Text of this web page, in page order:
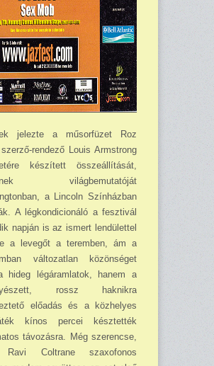
jelezte a műsorfüzet Roz
rendező Louis Armstrong
készített összeállítását,
világbemutatóját
a Lincoln Szín­házban
A légkondicionáló a fesztivál
napján is az ismert lendülettel
a levegőt a teremben, ám a
változatlan közönséget
hideg lég­áramlatok, hanem a
rossz haknikra
előadás és a közhelyes
kínos percei késztették
távozásra. Még szerencse,
Ravi Coltrane szaxofonos